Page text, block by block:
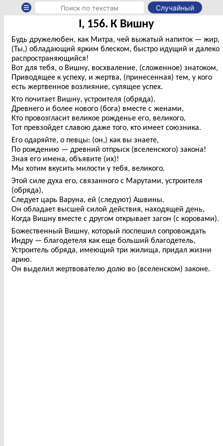
Случайный
I, 156. К Вишну
Будь дружелюбен, как Митра, чей выжатый напиток — жир,
(Ты,) обладающий ярким блеском, быстро идущий и далеко
распространяющийся!
Вот для тебя, о Вишну, восхваление, (сложенное) знатоком,
Приводящее к успеху, и жертва, (принесенная) тем, у кого
есть жертвенное возлияние, сулящее успех.
Кто почитает Вишну, устроителя (обряда),
Древнего и более нового (бога) вместе с женами,
Кто провозгласит великое рожденье его, великого,
Тот превзойдет славою даже того, кто имеет союзника.
Его одаряйте, о певцы: (он,) как вы знаете,
По рождению — древний отпрыск (вселенского) закона!
Зная его имена, объявите (их)!
Мы хотим вкусить милости у тебя, великого.
Этой силе духа его, связанного с Марутами, устроителя
(обряда),
Следует царь Варуна, ей (следуют) Ашвины.
Он обладает высшей силой действия, находящей день,
Когда Вишну вместе с другом открывает загон (с коровами).
Божественный Вишну, который поспешил сопровождать
Индру — благодетеля как еще больший благодетель,
Устроитель обряда, имеющий три жилища, придал жизни
арию.
Он выделил жертвователю долю во (вселенском) законе.